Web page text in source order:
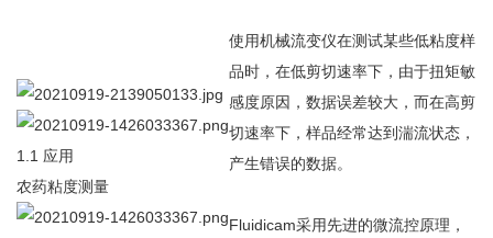
1.1 应用
农药粘度测量
使用机械流变仪在测试某些低粘度样
品时，在低剪切速率下，由于扭矩敏
感度原因，数据误差较大，而在高剪
切速率下，样品经常达到湍流状态，
产生错误的数据。
Fluidicam采用先进的微流控原理，